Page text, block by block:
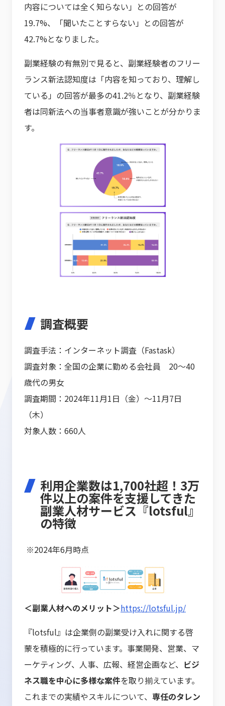
内容については全く知らない」との回答が
19.7%、「聞いたことすらない」との回答が
42.7%となりました。
副業経験の有無別で見ると、副業経験者のフリー
ランス新法認知度は「内容を知っており、理解し
ている」の回答が最多の41.2％となり、副業経験
者は同新法への当事者意識が強いことが分かりま
す。
調査概要
調査手法：インターネット調査（Fastask）
調査対象：全国の企業に勤める会社員 20～40
歳代の男女
調査期間：2024年11月1日（金）～11月7日
（木）
対象人数：660人
利用企業数は1,700社超！3万
件以上の案件を支援してきた
副業人材サービス『lotsful』
の特徴
※2024年6月時点
＜副業人材へのメリット＞https://lotsful.jp/
『lotsful』は企業側の副業受け入れに関する啓
蒙を積極的に行っています。事業開発、営業、マ
ーケティング、人事、広報、経営企画など、 ビジ
ネス職を中心に多様な案件を取り揃えています。
これまでの実績やスキルについて、 専任のタレン